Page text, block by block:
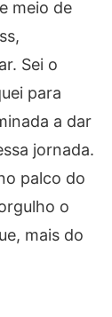
meio de
Sei o
para
a dar
jornada.
palco do
o
mais do